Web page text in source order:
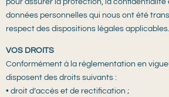
pour assurer la protection, la confidentialité
données personnelles qui nous ont été
respect des dispositions légales applicables.
VOS DROITS
Conformément à la réglementation en
disposent des droits suivants :
• droit d’accès et de rectification ;